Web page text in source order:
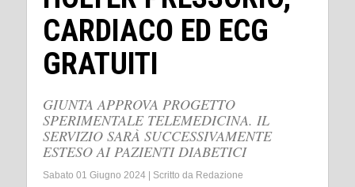
CARDIACO ED ECG
GRATUITI
GIUNTA APPROVA PROGETTO
SPERIMENTALE TELEMEDICINA. IL
SERVIZIO SARÀ SUCCESSIVAMENTE
ESTESO AI PAZIENTI DIABETICI
Sabato 01 Giugno 2024 Scritto da Redazione